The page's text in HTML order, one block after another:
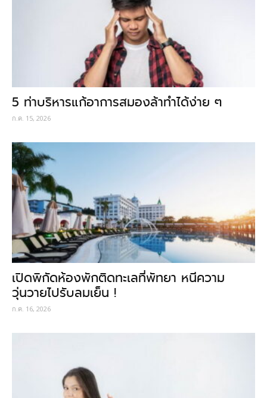
5 ท่าบริหารแก้อาการสมองล้าทำได้ง่าย ๆ
ก.ค. 15, 2026
เปิดพิกัดห้องพักติดทะเลที่พัทยา หนีความ
วุ่นวายไปรับลมเย็น !
ก.ค. 16, 2026